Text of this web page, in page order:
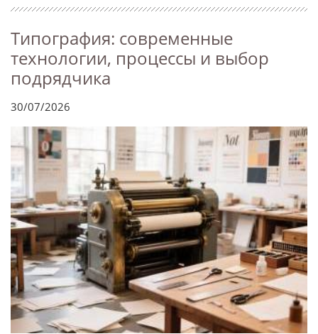
Типография: современные
технологии, процессы и выбор
подрядчика
30/07/2026